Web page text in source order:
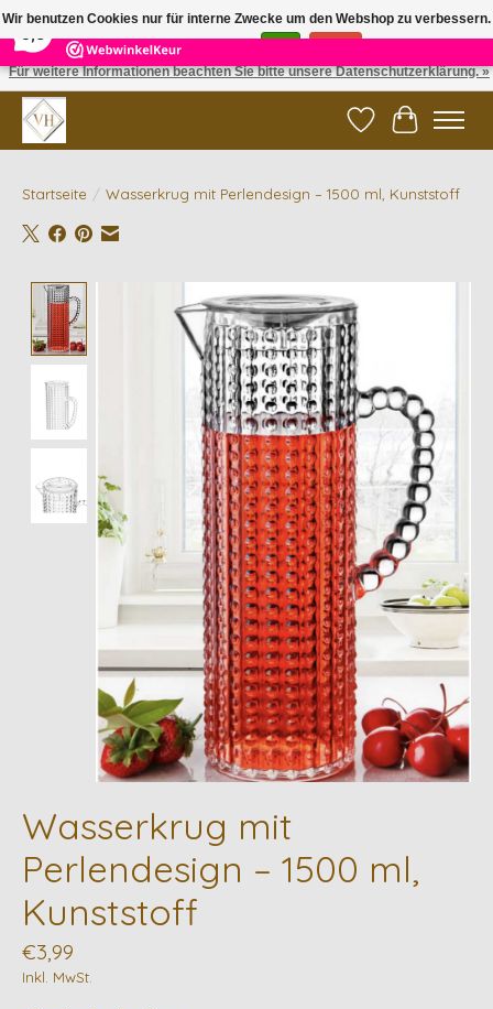
5 Reviews ×
✓ Gratis verzending vanaf €200 | ✓ 14 dagen retourneren
Wunschzettel
Ihr
Startseite / Wasserkrug mit Perlendesign – 1500 ml, Kunststoff
Product image slideshow Items
Wasserkrug mit
Perlendesign – 1500 ml,
Kunststoff
€3,99
Inkl. MwSt.
Wir benutzen Cookies nur für interne Zwecke um den Webshop zu verbessern.
Ist das in Ordnung?
Für weitere Informationen beachten Sie bitte unsere Datenschutzerklärung. »